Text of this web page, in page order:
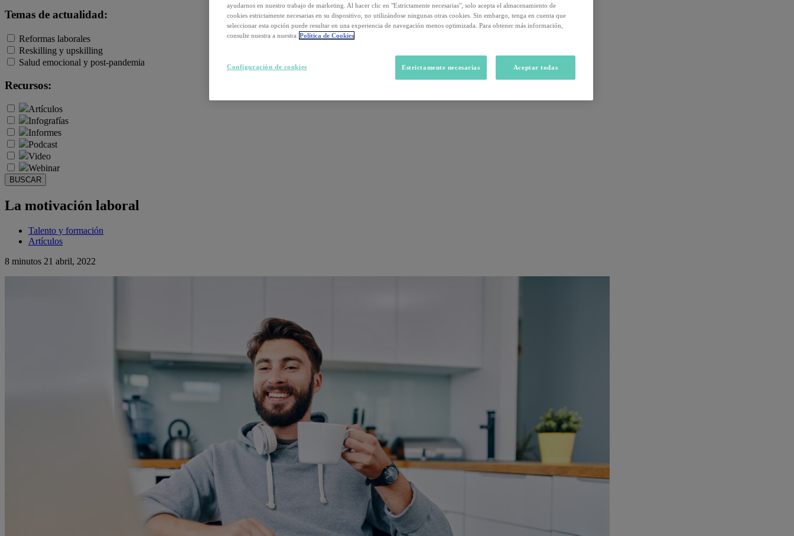
Temas de actualidad:
Reformas laborales
Reskilling y upskilling
Salud emocional y post-pandemia
Recursos:
Artículos
Infografías
Informes
Podcast
Video
Webinar
BUSCAR
La motivación laboral
Talento y formación
Artículos
8 minutos 21 abril, 2022
ayudarnos en nuestro trabajo de marketing. Al hacer clic en "Estrictamente necesarias", solo acepta el almacenamiento de
cookies estrictamente necesarias en su dispositivo, no utilizándose ningunas otras cookies. Sin embargo, tenga en cuenta que
seleccionar esta opción puede resultar en una experiencia de navegación menos optimizada. Para obtener más información,
consulte nuestra a nuestra Política de Cookies
Estrictamente necesarias Aceptar todas
Configuración de cookies